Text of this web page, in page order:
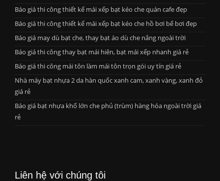
Báo giá thi công thiết kế mái xếp bạt kéo che quán cafe đẹp
Báo giá thi công thiết kế mái xếp bạt kéo che hồ bơi bể bơi đẹp
Báo giá may dù bạt che, thay bạt áo dù che nắng ngoài trời
Báo giá thi công thay bạt mái hiên, bạt mái xếp nhanh giá rẻ
Báo giá thi công mái tôn làm mái tôn trọn gói uy tín giá rẻ
Nhà máy bạt nhựa 2 da hàn quốc xanh cam, xanh vàng, xanh đỏ
giá rẻ
Báo giá bạt nhựa khổ lớn che phủ (trùm) hàng hóa ngoài trời giá
rẻ
Liên hệ với chúng tôi